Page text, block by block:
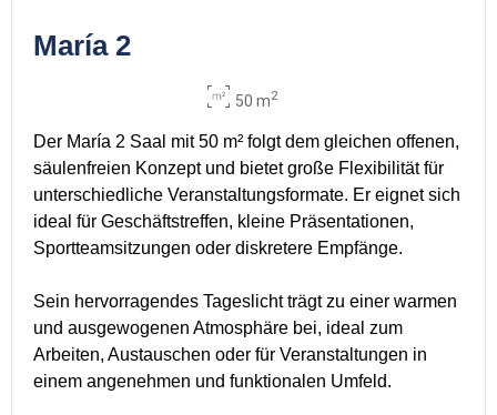
María 2
50 m2
Der María 2 Saal mit 50 m² folgt dem gleichen offenen,
säulenfreien Konzept und bietet große Flexibilität für
unterschiedliche Veranstaltungsformate. Er eignet sich
ideal für Geschäftstreffen, kleine Präsentationen,
Sportteamsitzungen oder diskretere Empfänge.
Sein hervorragendes Tageslicht trägt zu einer warmen
und ausgewogenen Atmosphäre bei, ideal zum
Arbeiten, Austauschen oder für Veranstaltungen in
einem angenehmen und funktionalen Umfeld.